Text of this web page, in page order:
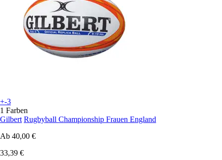
+-3
1 Farben
Gilbert Rugbyball Championship Frauen England
Ab 40,00 €
33,39 €